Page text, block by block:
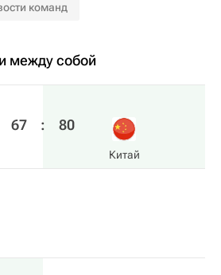
команд
между собой
67 : 80
Китай